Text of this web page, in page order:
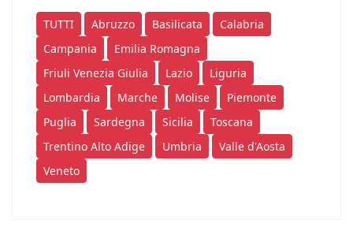
TUTTI Abruzzo Basilicata
Calabria
Campania
Emilia Romagna
Friuli Venezia Giulia
Lazio
Liguria
Lombardia
Marche Molise
Piemonte
Puglia
Sardegna Sicilia
Toscana
Trentino Alto Adige
Umbria
Valle d'Aosta
Veneto